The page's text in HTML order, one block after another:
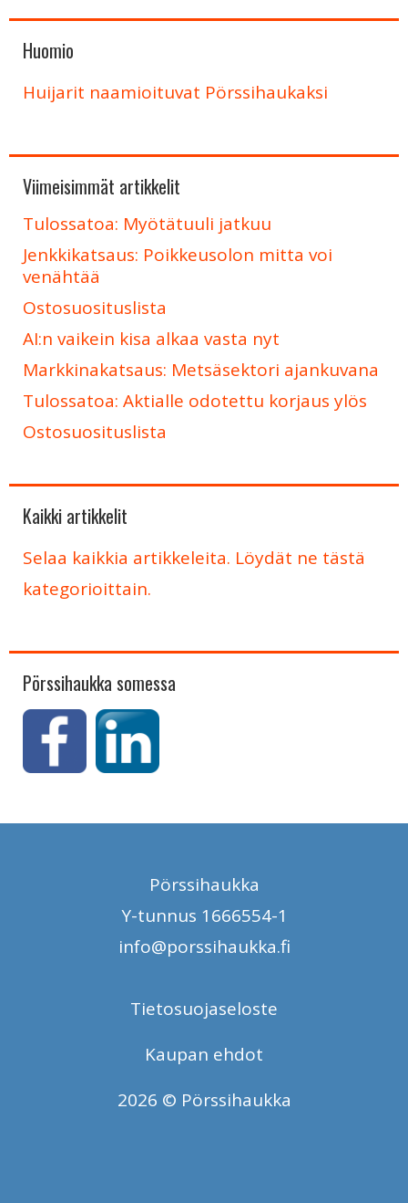
Huomio
Huijarit naamioituvat Pörssihaukaksi
Viimeisimmät artikkelit
Tulossatoa: Myötätuuli jatkuu
Jenkkikatsaus: Poikkeusolon mitta voi
venähtää
Ostosuosituslista
AI:n vaikein kisa alkaa vasta nyt
Markkinakatsaus: Metsäsektori ajankuvana
Tulossatoa: Aktialle odotettu korjaus ylös
Ostosuosituslista
Kaikki artikkelit
Selaa kaikkia artikkeleita. Löydät ne tästä
kategorioittain.
Pörssihaukka somessa
Pörssihaukka
Y-tunnus 1666554-1
info@porssihaukka.fi
Tietosuojaseloste
Kaupan ehdot
2026 © Pörssihaukka